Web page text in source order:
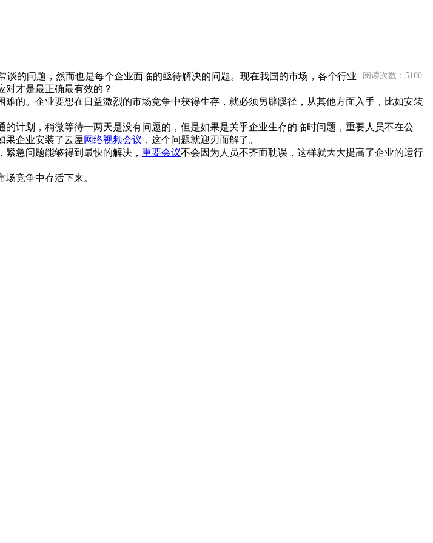
阅读次数：5100
的问题，然而也是每个企业面临的亟待解决的问题。现在我国的市场，各个行业
对才是最正确最有效的？
的。企业要想在日益激烈的市场竞争中获得生存，就必须另辟蹊径，从其他方面入手，比如安装
计划，稍微等待一两天是没有问题的，但是如果是关乎企业生存的临时问题，重要人员不在公
果企业安装了云屋网络视频会议 ，这个问题就迎刃而解了。
急问题能够得到最快的解决， 重要会议不会因为人员不齐而耽误，这样就大大提高了企业的运行
竞争中存活下来。